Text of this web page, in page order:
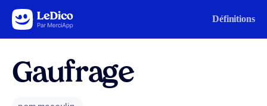
Aller au contenu Définitions
Gaufrage